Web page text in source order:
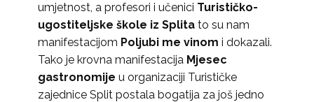
umjetnost, a profesori i učenici Turističko-
ugostiteljske škole iz Splita to su nam
manifestacijom Poljubi me vinom i dokazali.
Tako je krovna manifestacija Mjesec
gastronomije u organizaciji Turističke
zajednice Split postala bogatija za još jedno